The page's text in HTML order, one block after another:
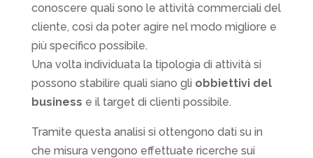
conoscere quali sono le attività commerciali del
cliente, così da poter agire nel modo migliore e
più specifico possibile.
Una volta individuata la tipologia di attività si
possono stabilire quali siano gli obbiettivi del
business e il target di clienti possibile.
Tramite questa analisi si ottengono dati su in
che misura vengono effettuate ricerche sui